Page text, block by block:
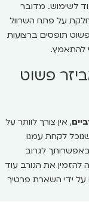
לשימוש. מדובר
על פתח השרוול
תופסים ברצועות
להתאמץ.
פשוט
, אין צורך לוותר על
לקחת עמנו
באפשרותך לגרוב
להזמין את הגורב עוד
על ידי השארת פרטיך